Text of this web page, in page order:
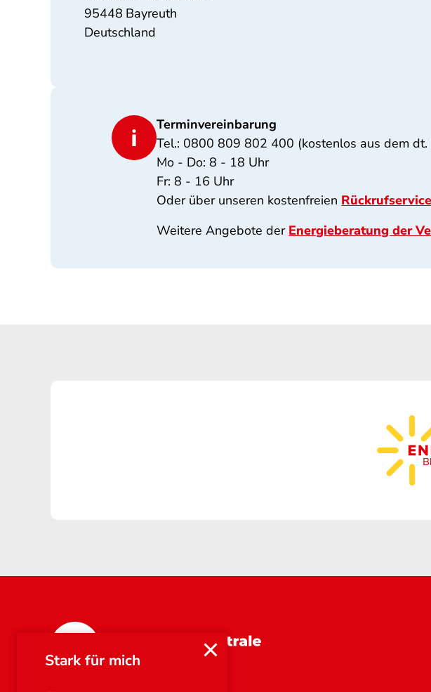
Stark für mich
95448 Bayreuth
Deutschland
Terminvereinbarung
Tel.: 0800 809 802 400 (kostenlos aus dem
Mo - Do: 8 - 18 Uhr
Fr: 8 - 16 Uhr
Oder über unseren kostenfreien Rückrufservice
Weitere Angebote der Energieberatung der
Bayern